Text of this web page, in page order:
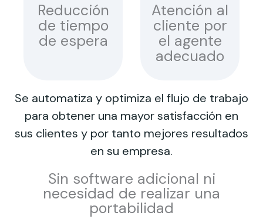
Reducción
de tiempo
de espera
Atención al
cliente por
el agente
adecuado
Se automatiza y optimiza el flujo de trabajo
para obtener una mayor satisfacción en
sus clientes y por tanto mejores resultados
en su empresa.
Sin software adicional ni
necesidad de realizar una
portabilidad